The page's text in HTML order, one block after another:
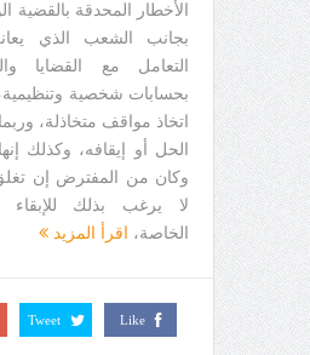
الأخطار المحدقة بالقضية
بجانب الشعب الذي
التعامل مع القضايا
بحسابات شخصية
اتخاذ مواقف متخاذلة،
الحل أو إيقافه، وكذلك
وكان من المفترض إن
لا يرغب بذلك
الخاصة،
اقرأ المزيد
Like
Tweet